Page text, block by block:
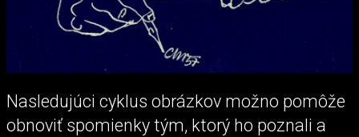
Nasledujúci cyklus obrázkov možno pomôže
obnoviť spomienky tým, ktorý ho poznali a